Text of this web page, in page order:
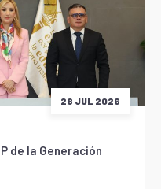
28 JUL 2026
de la Generación